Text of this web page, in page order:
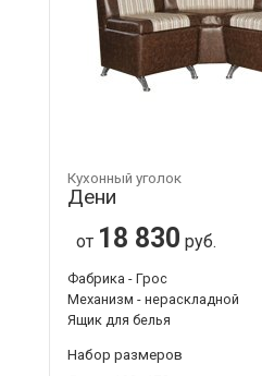
Кухонный уголок
Дени
от 18 830 руб.
Фабрика - Грос
Механизм - нераскладной
Ящик для белья
Набор размеров